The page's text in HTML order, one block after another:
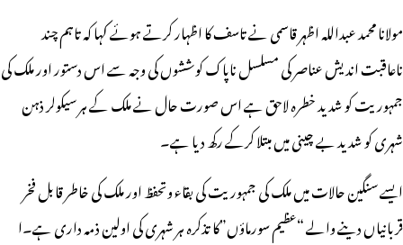
مولانا محمد عبداللہ اظہر قاسمی نے تاسف کا اظہار کرتے ہوئے کہا کہ تاہم چند
ناعاقبت اندیش عناصر کی مسلسل ناپاک کوششوں کی وجہ سے اس دستور اور ملک کی
جمہوریت کو شدید خطرہ لاحق ہے اس صورت حال نے ملک کے ہر سیکولر ذہن
شہری کو شدید بے چینی میں مبتلا کرکے رکھ دیا ہے۔
ایسے سنگین حالات میں ملک کی جمہوریت کی بقاء وتحفظ اور ملک کی خاطر قابل فخر
قربانیاں دینے والے “عظیم سورماؤں”کا تذکرہ ہر شہری کی اولین ذمہ داری ہے۔ا